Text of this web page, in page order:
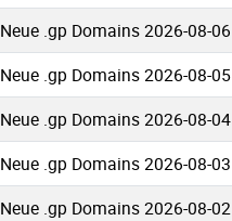
Neue .gp Domains 2026-08-06
Neue .gp Domains 2026-08-05
Neue .gp Domains 2026-08-04
Neue .gp Domains 2026-08-03
Neue .gp Domains 2026-08-02